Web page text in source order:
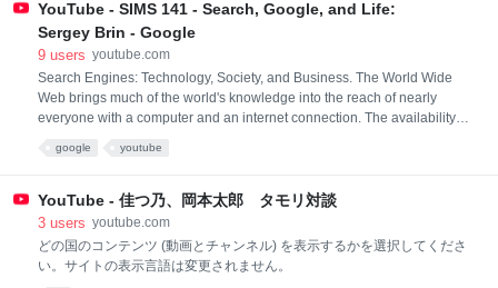
なアカペラサウンドは定評 都内ライブハウスを中心に活動中 ワンマンラ
イブ「ロスタルジア」決定！ 2008.12.26 at SHIBUYA O-WEST
http://www.smellman.com (続き) (一部表示)
YouTube - SIMS 141 - Search, Google, and Life:
Sergey Brin - Google
9 users youtube.com
Search Engines: Technology, Society, and Business. The World Wide
Web brings much of the world's knowledge into the reach of nearly
everyone with a computer and an internet connection. The availability of
government, business, and many other aspects of society. Topics
google youtube
YouTube - 佳つ乃、岡本太郎 タモリ対談
3 users youtube.com
どの国のコンテンツ (動画とチャンネル) を表示するかを選択してくださ
い。サイトの表示言語は変更されません。